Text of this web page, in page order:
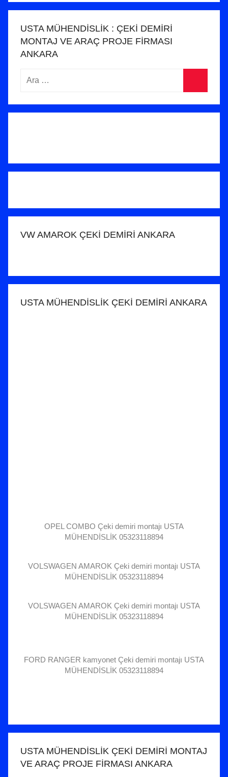
n
d
ş
USTA MÜHENDİSLİK : ÇEKİ DEMİRİ
MONTAJ VE ARAÇ PROJE FİRMASI
ANKARA
Arama:
VW AMAROK ÇEKİ DEMİRİ ANKARA
USTA MÜHENDİSLİK ÇEKİ DEMİRİ ANKARA
OPEL COMBO Çeki demiri montajı USTA
MÜHENDİSLİK 05323118894
VOLSWAGEN AMAROK Çeki demiri montajı USTA
MÜHENDİSLİK 05323118894
VOLSWAGEN AMAROK Çeki demiri montajı USTA
MÜHENDİSLİK 05323118894
FORD RANGER kamyonet Çeki demiri montajı USTA
MÜHENDİSLİK 05323118894
USTA MÜHENDİSLİK ÇEKİ DEMİRİ MONTAJ
VE ARAÇ PROJE FİRMASI ANKARA